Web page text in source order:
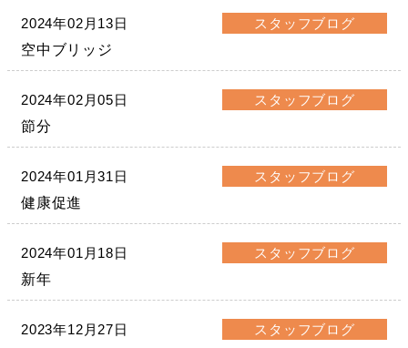
2024年02月13日
スタッフブログ
空中ブリッジ
2024年02月05日
スタッフブログ
節分
2024年01月31日
スタッフブログ
健康促進
2024年01月18日
スタッフブログ
新年
2023年12月27日
スタッフブログ